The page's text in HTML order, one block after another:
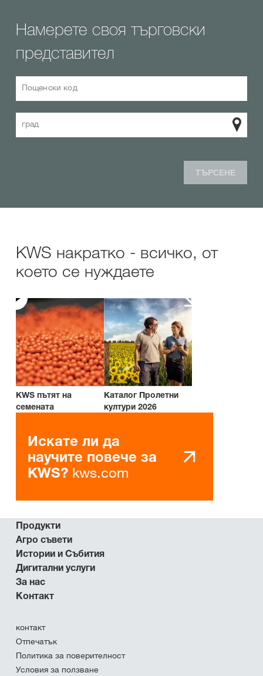
Намерете своя търговски
представител
Пощенски код
град
ТЪРСЕНЕ
KWS накратко - всичко, от
което се нуждаете
KWS пътят на
семената
Каталог Пролетни
култури 2026
Искате ли да
научите повече за
KWS? kws.com
Продукти
Агро съвети
Истории и Събития
Дигитални услуги
За нас
Контакт
контакт
Отпечатък
Политика за поверителност
Условия за ползване